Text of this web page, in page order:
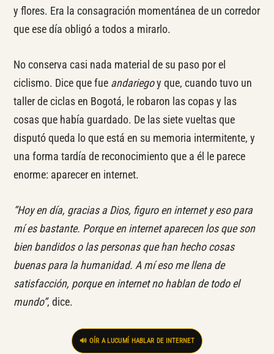
y flores. Era la consagración momentánea de un corredor
que ese día obligó a todos a mirarlo.
No conserva casi nada material de su paso por el
ciclismo. Dice que fue andariegoy que, cuando tuvo un
taller de ciclas en Bogotá, le robaron las copas y las
cosas que había guardado. De las siete vueltas que
disputó queda lo que está en su memoria intermitente, y
una forma tardía de reconocimiento que a él le parece
enorme: aparecer en internet.
“Hoy en día, gracias a Dios, figuro en internet y eso para
mí es bastante. Porque en internet aparecen los que son
bien bandidos o las personas que han hecho cosas
buenas para la humanidad. A mí eso me llena de
satisfacción, porque en internet no hablan de todo el
mundo”, dice.
🔊 OÍR A LUCUMÍ HABLAR DE INTERNET